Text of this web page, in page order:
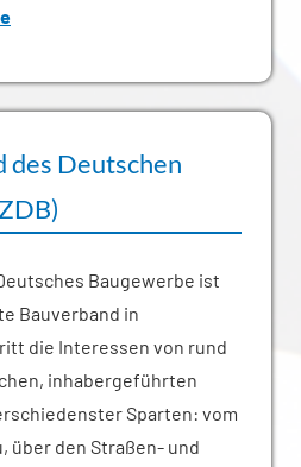
Deutschen
Baugewerbe ist
Bauverband in
die Interessen von rund
inhabergeführten
Sparten: vom
über den Straßen- und